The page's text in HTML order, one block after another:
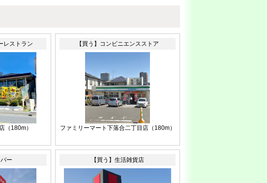
レストラン
（180m）
【買う】コンビニエンスストア
ファミリーマート下落合二丁目店（180m）
ー 【買う】生活雑貨店